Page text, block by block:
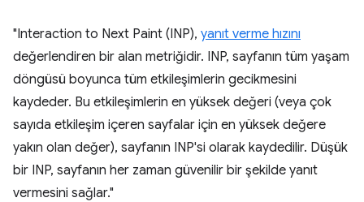
"Interaction to Next Paint (INP), yanıt verme hızını
değerlendiren bir alan metriğidir. INP, sayfanın tüm yaşam
döngüsü boyunca tüm etkileşimlerin gecikmesini
kaydeder. Bu etkileşimlerin en yüksek değeri (veya çok
sayıda etkileşim içeren sayfalar için en yüksek değere
yakın olan değer), sayfanın INP'si olarak kaydedilir. Düşük
bir INP, sayfanın her zaman güvenilir bir şekilde yanıt
vermesini sağlar."